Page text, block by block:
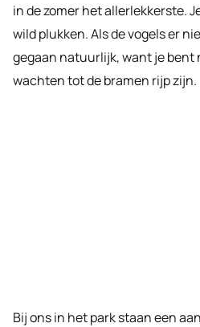
in de zomer het allerlekkerste.
wild plukken. Als de vogels er
gegaan natuurlijk, want je bent
wachten tot de bramen rijp zijn.
Bij ons in het park staan een